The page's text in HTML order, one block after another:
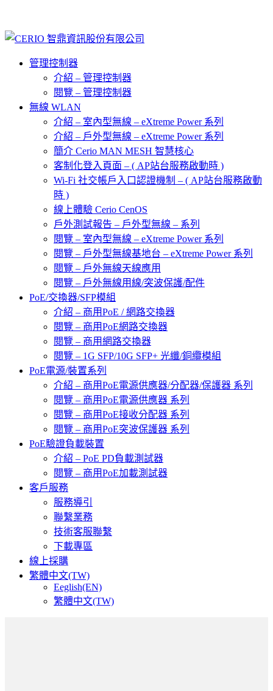
管理控制器
介紹 – 管理控制器
閱覽 – 管理控制器
無線 WLAN
介紹 – 室內型無線 – eXtreme Power 系列
介紹 – 戶外型無線 – eXtreme Power 系列
簡介 Cerio MAN MESH 智慧核心
客制化登入頁面 – ( AP站台服務啟動時 )
Wi-Fi 社交帳戶入口認證機制 – ( AP站台服務啟動
時 )
線上體驗 Cerio CenOS
戶外測試報告 – 戶外型無線 – 系列
閱覽 – 室內型無線 – eXtreme Power 系列
閱覽 – 戶外型無線基地台 – eXtreme Power 系列
閱覽 – 戶外無線天線應用
閱覽 – 戶外無線用線/突波保護/配件
PoE/交換器/SFP模組
介紹 – 商用PoE / 網路交換器
閱覽 – 商用PoE網路交換器
閱覽 – 商用網路交換器
閱覽 – 1G SFP/10G SFP+ 光纖/銅纜模組
PoE電源/裝置系列
介紹 – 商用PoE電源供應器/分配器/保護器 系列
閱覽 – 商用PoE電源供應器 系列
閱覽 – 商用PoE接收分配器 系列
閱覽 – 商用PoE突波保護器 系列
PoE驗證負載裝置
介紹 – PoE PD負載測試器
閱覽 – 商用PoE加載測試器
客戶服務
服務導引
聯繫業務
技術客服聯繫
下載專區
線上採購
繁體中文(TW)
Eeglish(EN)
繁體中文(TW)